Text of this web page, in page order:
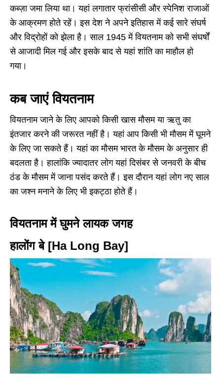
कब्ज़ा जमा लिया था। यहां लगातार फ्रांसीसी और स्पेनिश राजाओं
के आक्रमण होते रहें। इस देश ने अपने इतिहास में कई सारे संघर्ष
और विद्रोहों को झेला है। साल 1945 में वियतनाम को सभी संघर्षों
से आजादी मिल गई और इसके बाद से यहां शांति का माहौल हो
गया।
कब जाएं वियतनाम
वियतनाम जाने के लिए आपको किसी खास मौसम या ऋतु का
इंतजार करने की जरूरत नहीं है। यहां आप किसी भी मौसम में घूमने
के लिए जा सकते हैं। यहां का मौसम भारत के मौसम के अनुसार ही
बदलता है। हालांकि ज्यादातर लोग यहां दिसंबर से जनवरी के बीच
ठंड के मौसम में जाना पसंद करते हैं। इस दौरान यहां लोग नए साल
का जश्न मनाने के लिए भी इकट्ठा होते हैं।
वियतनाम में घुमने लायक जगह
हालोंग बे [Ha Long Bay]